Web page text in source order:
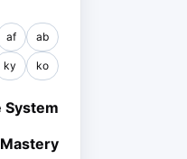
ab
af
ko
ky
System